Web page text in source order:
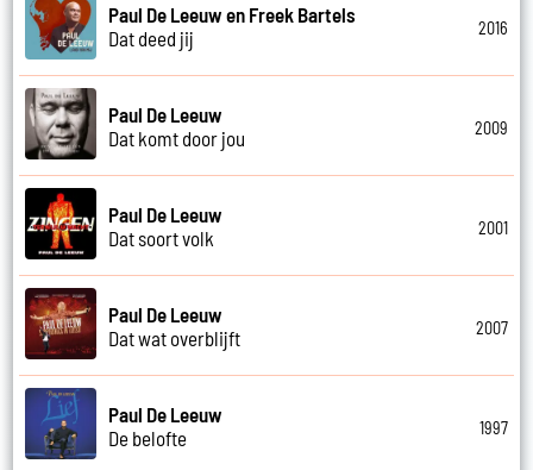
Paul De Leeuw en Freek Bartels
Dat deed jij
2016
Paul De Leeuw
Dat komt door jou
2009
Paul De Leeuw
Dat soort volk
2001
Paul De Leeuw
Dat wat overblijft
2007
Paul De Leeuw
De belofte
1997